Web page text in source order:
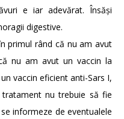
e iar adevărat. Însăși
digestive.
primul rând că nu am avut
nu am avut un vaccin la
vaccin eficient anti-Sars I,
nu trebuie să fie
informeze de eventualele